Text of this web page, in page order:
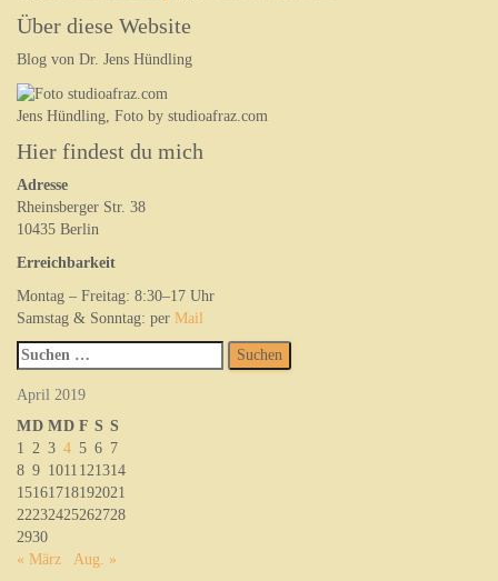
Über diese Website
Blog von Dr. Jens Hündling
Jens Hündling, Foto by studioafraz.com
Hier findest du mich
Adresse
Rheinsberger Str. 38
10435 Berlin
Erreichbarkeit
Montag – Freitag: 8:30–17 Uhr
Samstag & Sonntag: per Mail
Suchen
nach:
April 2019
MD MD F S S
1
2 3 4 5 6 7
8 9 1011 121314
15161718192021
22232425262728
2930
« März
Aug. »